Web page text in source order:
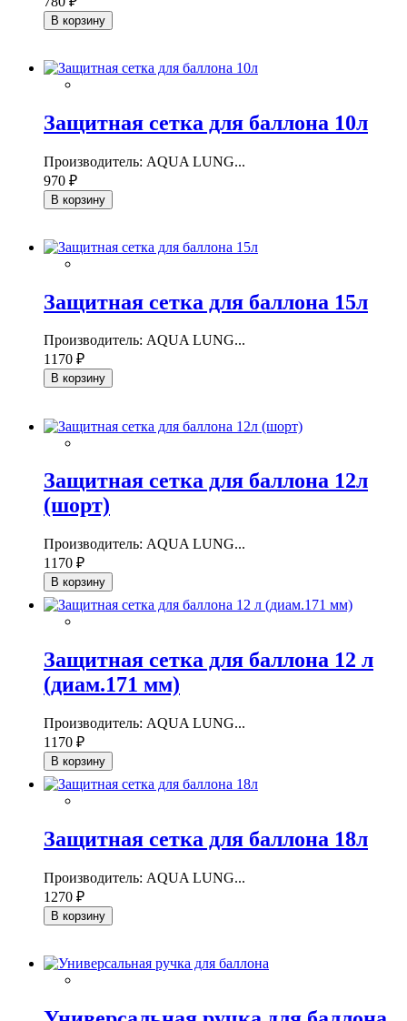
В корзину
Защитная сетка для баллона 10л
Производитель: AQUA LUNG...
970 ₽
В корзину
Защитная сетка для баллона 15л
Производитель: AQUA LUNG...
1170 ₽
В корзину
Защитная сетка для баллона 12л
(шорт)
Производитель: AQUA LUNG...
1170 ₽
В корзину
Защитная сетка для баллона 12 л
(диам.171 мм)
Производитель: AQUA LUNG...
1170 ₽
В корзину
Защитная сетка для баллона 18л
Производитель: AQUA LUNG...
1270 ₽
В корзину